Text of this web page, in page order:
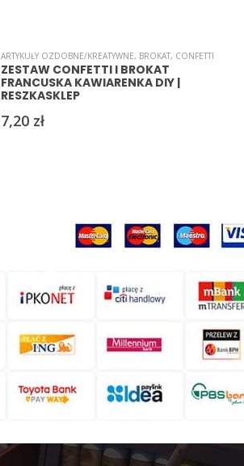
ARTYKUŁY OZDOBNE/KREATYWNE, BROKAT, CONFETTI
ZESTAW CONFETTI I BROKAT
FRANCUSKA KAWIARENKA DIY |
RESZKASKLEP
7,20 zł